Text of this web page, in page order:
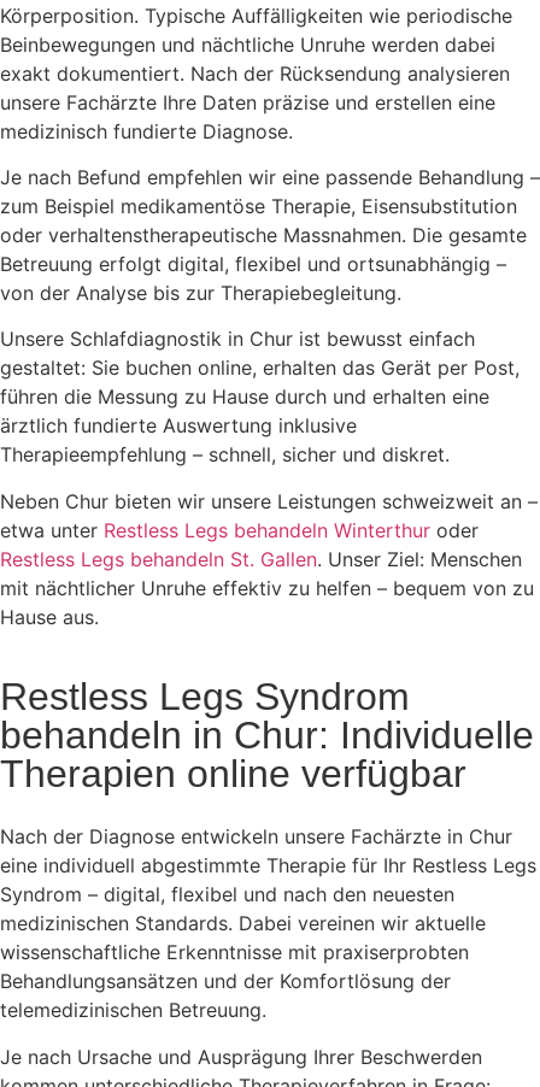
Körperposition. Typische Auffälligkeiten wie periodische
Beinbewegungen und nächtliche Unruhe werden dabei
exakt dokumentiert. Nach der Rücksendung analysieren
unsere Fachärzte Ihre Daten präzise und erstellen eine
medizinisch fundierte Diagnose.
Je nach Befund empfehlen wir eine passende Behandlung –
zum Beispiel medikamentöse Therapie, Eisensubstitution
oder verhaltenstherapeutische Massnahmen. Die gesamte
Betreuung erfolgt digital, flexibel und ortsunabhängig –
von der Analyse bis zur Therapiebegleitung.
Unsere Schlafdiagnostik in Chur ist bewusst einfach
gestaltet: Sie buchen online, erhalten das Gerät per Post,
führen die Messung zu Hause durch und erhalten eine
ärztlich fundierte Auswertung inklusive
Therapieempfehlung – schnell, sicher und diskret.
Neben Chur bieten wir unsere Leistungen schweizweit an –
etwa unter Restless Legs behandeln Winterthur oder
Restless Legs behandeln St. Gallen. Unser Ziel: Menschen
mit nächtlicher Unruhe effektiv zu helfen – bequem von zu
Hause aus.
Restless Legs Syndrom
behandeln in Chur: Individuelle
Therapien online verfügbar
Nach der Diagnose entwickeln unsere Fachärzte in Chur
eine individuell abgestimmte Therapie für Ihr Restless Legs
Syndrom – digital, flexibel und nach den neuesten
medizinischen Standards. Dabei vereinen wir aktuelle
wissenschaftliche Erkenntnisse mit praxiserprobten
Behandlungsansätzen und der Komfortlösung der
telemedizinischen Betreuung.
Je nach Ursache und Ausprägung Ihrer Beschwerden